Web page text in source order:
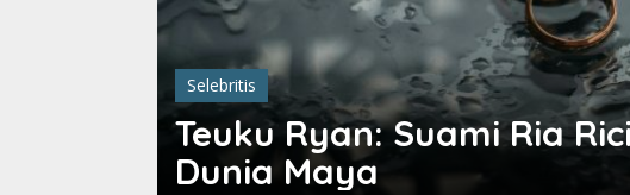
Selebritis
Teuku Ryan: Suami Ria
Dunia Maya